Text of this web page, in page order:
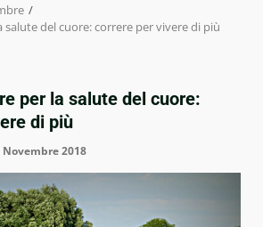
salute del cuore: correre per vivere di più
per la salute del cuore:
di più
Novembre 2018